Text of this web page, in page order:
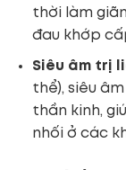
thời làm
đau khớp
Siêu âm trị
thể), siêu
thần kinh,
nhối ở các